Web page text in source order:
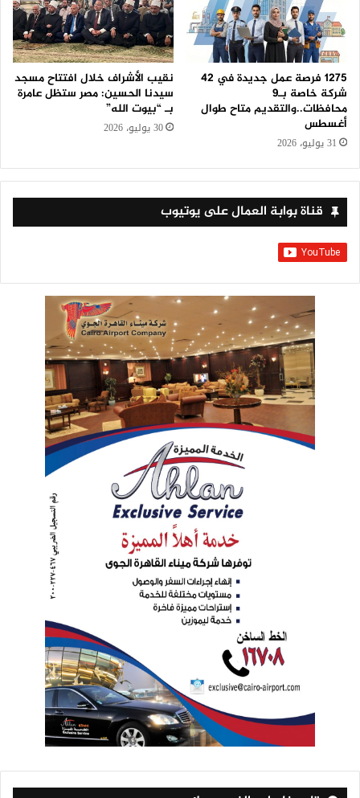
1275 فرصة عمل جديدة في 42
شركة خاصة بـ9
محافظات..والتقديم متاح طوال
أغسطس
31 يوليو، 2026
نقيب الأشراف خلال افتتاح مسجد
سيدنا الحسين: مصر ستظل عامرة
بـ “بيوت الله”
30 يوليو، 2026
قناة بوابة العمال على يوتيوب